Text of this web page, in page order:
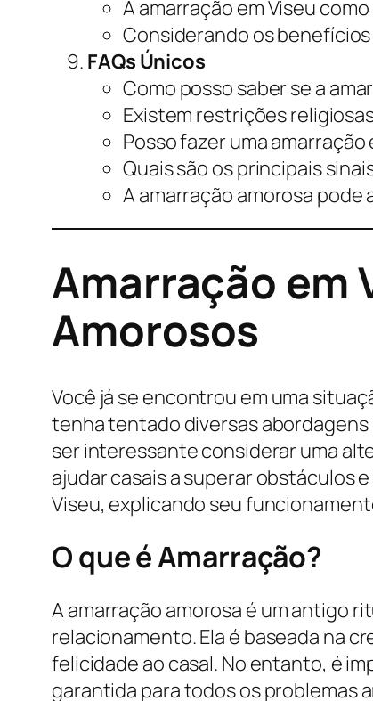
A amarração em Viseu
Considerando os
FAQs Únicos
Como posso saber se a
Existem restrições
Posso fazer uma
Quais são os principais
A amarração amorosa
Amarração em
Amorosos
Você já se encontrou em uma
tenha tentado diversas abordagens
ser interessante considerar uma
ajudar casais a superar obstáculos
Viseu, explicando seu
O que é Amarração?
A amarração amorosa é um antigo
relacionamento. Ela é baseada na
felicidade ao casal. No entanto, é
garantida para todos os problemas